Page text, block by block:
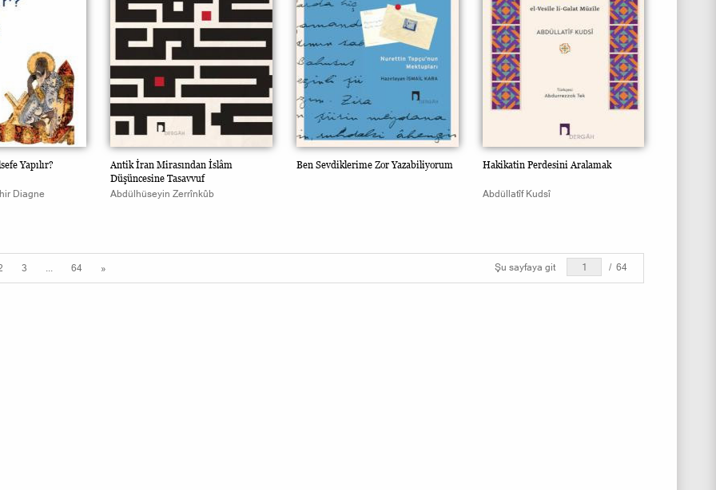
Yapılır?
Diagne
Antik İran Mirasından İslâm
Düşüncesine Tasavvuf
Abdülhüseyin Zerrînkûb
Ben Sevdiklerime Zor Yazabiliyorum Hakikatin Perdesini Aralamak
Abdüllatîf Kudsî
3 ... 64 » Şu sayfaya git / 64